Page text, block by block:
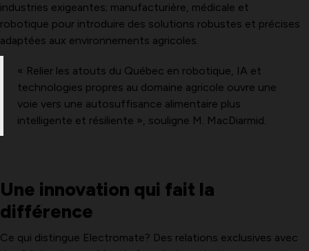
industries exigeantes; manufacturière, médicale et
robotique pour introduire des solutions robustes et précises
adaptées aux environnements agricoles.
« Relier les atouts du Québec en robotique, IA et
technologies propres au domaine agricole ouvre une
voie vers une autosuffisance alimentaire plus
intelligente et résiliente », souligne M. MacDiarmid.
Une innovation qui fait la
différence
Ce qui distingue Electromate? Des relations exclusives avec